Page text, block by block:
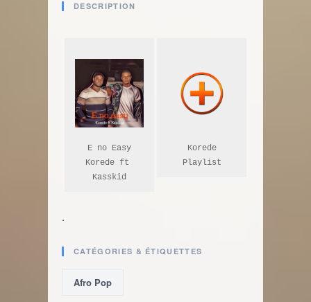
DESCRIPTION
E no Easy
Korede ft
Kasskid
Korede
Playlist
.
CATÉGORIES & ÉTIQUETTES
Afro Pop